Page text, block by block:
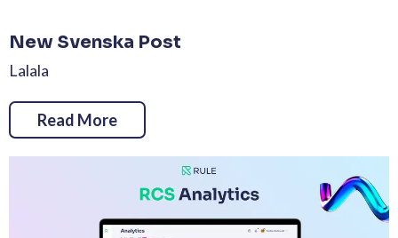
New Svenska Post
Lalala
Read More